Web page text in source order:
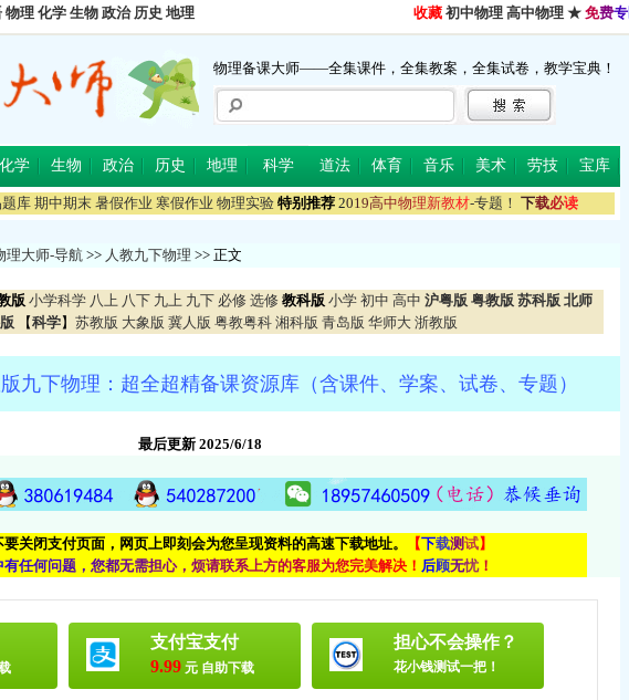
物理 化学 生物 政治 历史 地理 收藏 初中物理 高中物理 ★ 免费专
物理备课大师——全集课件，全集教案，全集试卷，教学宝典！
化学 生物 政治 历史 地理 科学 道法 体育 音乐 美术 劳技 宝库
库 期中期末 暑假作业 寒假作业 物理实验 特别推荐 2019高中物理新教材-专题！ 下载必读
理大师-导航>> 人教九下物理 >> 正文
版 小学科学 八上 八下 九上 九下 必修 选修 教科版 小学 初中 高中 沪粤版 粤教版 苏科版 北师
【科学】 苏教版 大象版 冀人版 粤教粤科 湘科版 青岛版 华师大 浙教版
九下物理：超全超精备课资源库（含课件、学案、试卷、专题）
最后更新 2025/6/18
关闭支付页面，网页上即刻会为您呈现资料的高速下载地址。 【下载测试】
有任何问题 ， 您都无需担心， 烦请联系上方的客服为您完美解决 ！ 后顾无忧！
支付宝支付
9.99 元 自助下载
担心不会操作？
花小钱测试一把！